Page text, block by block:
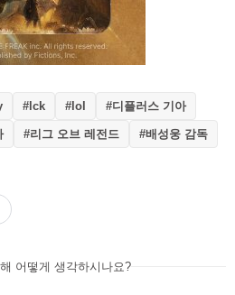
#lck #lol #디플러스 기아
#리그 오브 레전드 #배성웅 감독
어떻게 생각하시나요?